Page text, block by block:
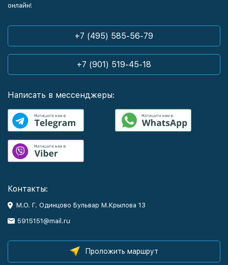
онлайн!
+7 (495) 585-56-79
+7 (901) 519-45-18
Написать в мессенджеры:
Контакты:
М.О. Г. Одинцово Бульвар М.Крылова 13
5915151@mail.ru
Проложить маршрут